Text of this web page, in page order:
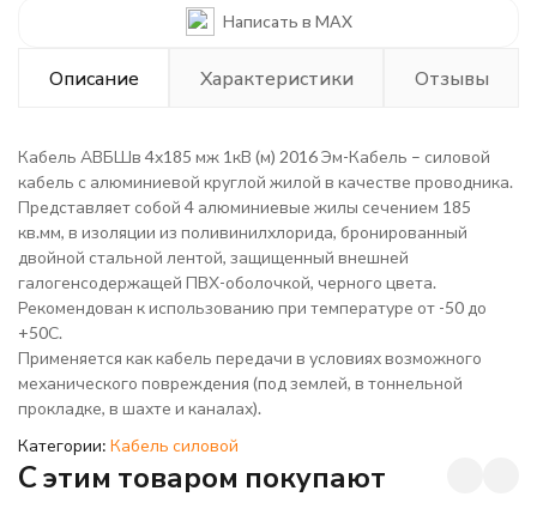
Написать в MAX
Описание Характеристики Отзывы
Кабель АВБШв 4х185 мж 1кВ (м) 2016 Эм-Кабель – силовой
кабель с алюминиевой круглой жилой в качестве проводника.
Представляет собой 4 алюминиевые жилы сечением 185
кв.мм, в изоляции из поливинилхлорида, бронированный
двойной стальной лентой, защищенный внешней
галогенсодержащей ПВХ-оболочкой, черного цвета.
Рекомендован к использованию при температуре от -50 до
+50С.
Применяется как кабель передачи в условиях возможного
механического повреждения (под землей, в тоннельной
прокладке, в шахте и каналах).
Категории: Кабель силовой
C этим товаром покупают